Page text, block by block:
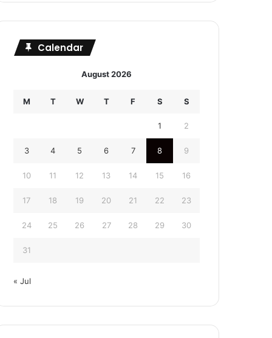
Calendar
August 2026
M T W T F S S
1 2
3 4 5 6 7 8 9
10 11 12 13 14 15 16
17 18 19 20 21 22 23
24 25 26 27 28 29 30
31
« Jul